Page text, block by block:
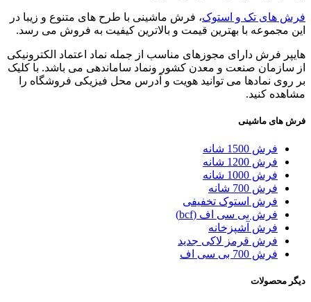
فرش های تک و استوک، فرش ماشینی با طرح های متنوع و زیبا در
این مجموعه با بهترین قیمت و بالاترین کیفیت به فروش می رسد.
هایپر فرش دارای مجوزهای مناسب از جمله نماد اعتماد الکترونیکی
از سازمان صنعت و معدن کشور ونماد ساماندهی می باشد. با کلیک
بر روی نمادها می توانید هویت و آدرس محل فیزیکی فروشگاه را
مشاهده کنید.
فرش های ماشینی
فرش 1500 شانه
فرش 1200 شانه
فرش 1000 شانه
فرش 700 شانه
فرش استوک تخفیفی
فرش بی سی اف (bcf)
فرش آشپزخانه
فرش قرمز لاکی جدید
فرش 700 بی سی اف
دیگر محصولات